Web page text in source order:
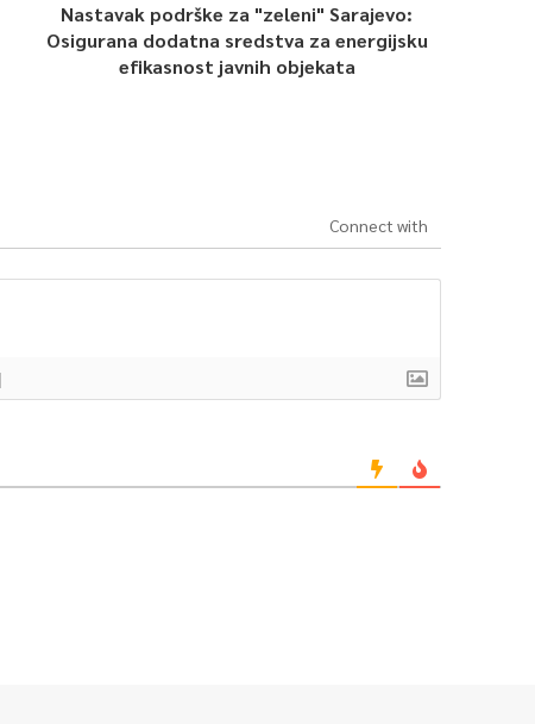
Nastavak podrške za "zeleni" Sarajevo:
Osigurana dodatna sredstva za energijsku
efikasnost javnih objekata
Connect with